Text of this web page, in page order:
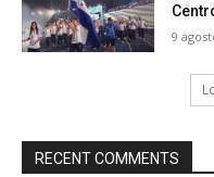
9
RECENT COMMENTS